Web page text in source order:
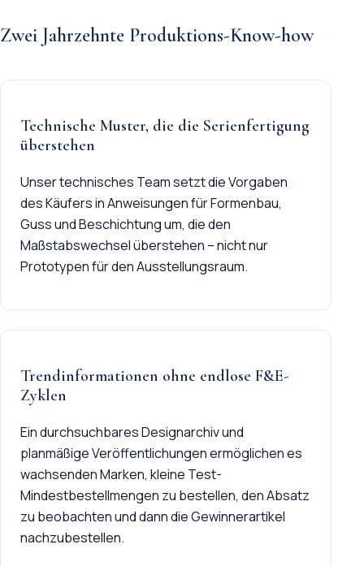
Zwei Jahrzehnte Produktions-Know-how
Technische Muster, die die Serienfertigung
überstehen
Unser technisches Team setzt die Vorgaben
des Käufers in Anweisungen für Formenbau,
Guss und Beschichtung um, die den
Maßstabswechsel überstehen – nicht nur
Prototypen für den Ausstellungsraum.
Trendinformationen ohne endlose F&E-
Zyklen
Ein durchsuchbares Designarchiv und
planmäßige Veröffentlichungen ermöglichen es
wachsenden Marken, kleine Test-
Mindestbestellmengen zu bestellen, den Absatz
zu beobachten und dann die Gewinnerartikel
nachzubestellen.